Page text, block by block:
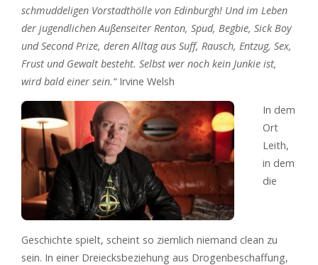
schmuddeligen Vorstadthölle von Edinburgh! Und im Leben
der jugendlichen Außenseiter Renton, Spud, Begbie, Sick Boy
und Second Prize, deren Alltag aus Suff, Rausch, Entzug, Sex,
Frust und Gewalt besteht. Selbst wer noch kein Junkie ist,
wird bald einer sein.“ Irvine Welsh
In dem
Ort
Leith,
in dem
die
Geschichte spielt, scheint so ziemlich niemand clean zu
sein. In einer Dreiecksbeziehung aus Drogenbeschaffung,